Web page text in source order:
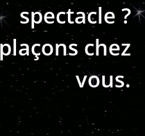
spectacle ?
chez
vous.